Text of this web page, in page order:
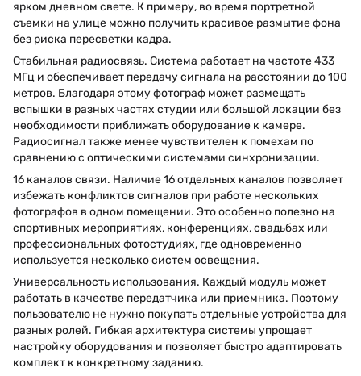
ярком дневном свете. К примеру, во время портретной
съемки на улице можно получить красивое размытие фона
без риска пересветки кадра.
Стабильная радиосвязь. Система работает на частоте 433
МГц и обеспечивает передачу сигнала на расстоянии до 100
метров. Благодаря этому фотограф может размещать
вспышки в разных частях студии или большой локации без
необходимости приближать оборудование к камере.
Радиосигнал также менее чувствителен к помехам по
сравнению с оптическими системами синхронизации.
16 каналов связи. Наличие 16 отдельных каналов позволяет
избежать конфликтов сигналов при работе нескольких
фотографов в одном помещении. Это особенно полезно на
спортивных мероприятиях, конференциях, свадьбах или
профессиональных фотостудиях, где одновременно
используется несколько систем освещения.
Универсальность использования. Каждый модуль может
работать в качестве передатчика или приемника. Поэтому
пользователю не нужно покупать отдельные устройства для
разных ролей. Гибкая архитектура системы упрощает
настройку оборудования и позволяет быстро адаптировать
комплект к конкретному заданию.